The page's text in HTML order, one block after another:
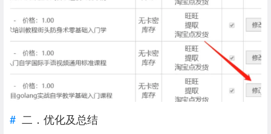
二．优化及总结